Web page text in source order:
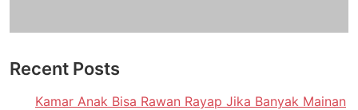
Recent Posts
Kamar Anak Bisa Rawan Rayap Jika Banyak Mainan